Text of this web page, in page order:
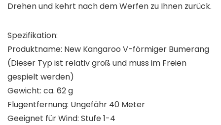
Drehen und kehrt nach dem Werfen zu Ihnen zurück.
Spezifikation:
Produktname: New Kangaroo V-förmiger Bumerang
(Dieser Typ ist relativ groß und muss im Freien
gespielt werden)
Gewicht: ca. 62 g
Flugentfernung: Ungefähr 40 Meter
Geeignet für Wind: Stufe 1-4